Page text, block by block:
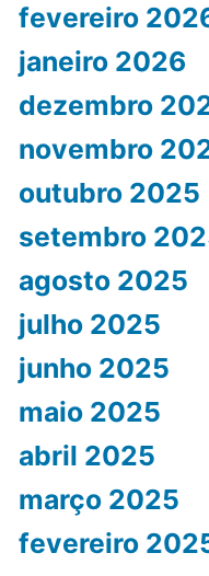
fevereiro
janeiro 2026
dezembro
novembro
outubro 2025
setembro
agosto 2025
julho 2025
junho 2025
maio 2025
abril 2025
março 2025
fevereiro